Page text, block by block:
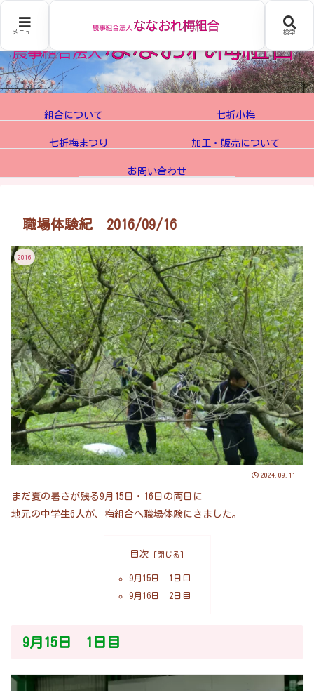
組合について 七折小梅
七折梅まつり 加工・販売について
お問い合わせ
職場体験紀 2016/09/16
2016
2024.09.11
まだ夏の暑さが残る9月15日・16日の両日に
地元の中学生6人が、梅組合へ職場体験にきました。
目次
9月15日 1日目
9月16日 2日目
9月15日 1日目
メニュー 検索